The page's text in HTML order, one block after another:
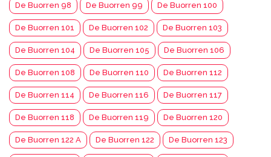
De Buorren 98 De Buorren 99 De Buorren 100
De Buorren 101 De Buorren 102 De Buorren 103
De Buorren 104 De Buorren 105 De Buorren 106
De Buorren 108 De Buorren 110 De Buorren 112
De Buorren 114 De Buorren 116 De Buorren 117
De Buorren 118 De Buorren 119 De Buorren 120
De Buorren 122 A De Buorren 122 De Buorren 123